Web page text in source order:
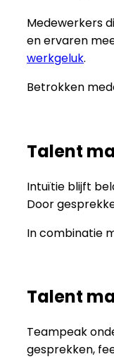
Medewerkers
en ervaren
werkgeluk.
Betrokken
Talent
Intuïtie blijft
Door
In combinatie
Talent
Teampeak
gesprekken,